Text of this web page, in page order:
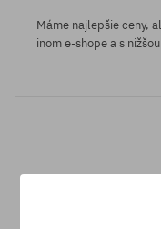
Máme najlepšie ceny,
inom e-shope a s